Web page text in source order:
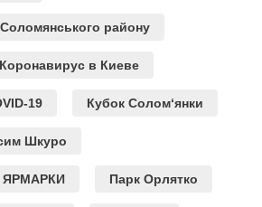
району
Коронавирус в Киеве
19 Кубок Солом‘янки
Шкуро
Парк Орлятко